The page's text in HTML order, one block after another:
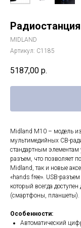
MIDLAND
Артикул: C1185
5187,00 р.
Midland M10 – модель
мультимедийных CВ-
стандартным элементам
разъем, что позволяет
Midland, так и новые
«hands free». USB-
который всегда
(смартфоны, планшеты).
Особенности:
Автоматический